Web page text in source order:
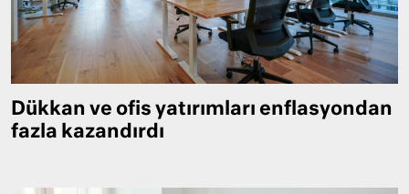
Dükkan ve ofis yatırımları enflasyondan
fazla kazandırdı